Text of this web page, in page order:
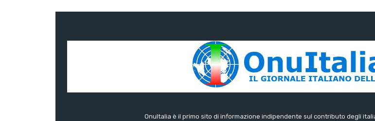
OnuItalia è il primo sito di informazione indipendente sul contributo degli